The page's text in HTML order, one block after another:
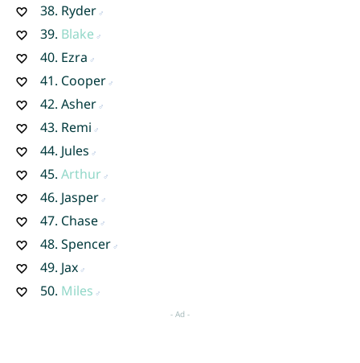
38. Ryder
39. Blake
40. Ezra
41. Cooper
42. Asher
43. Remi
44. Jules
45. Arthur
46. Jasper
47. Chase
48. Spencer
49. Jax
50. Miles